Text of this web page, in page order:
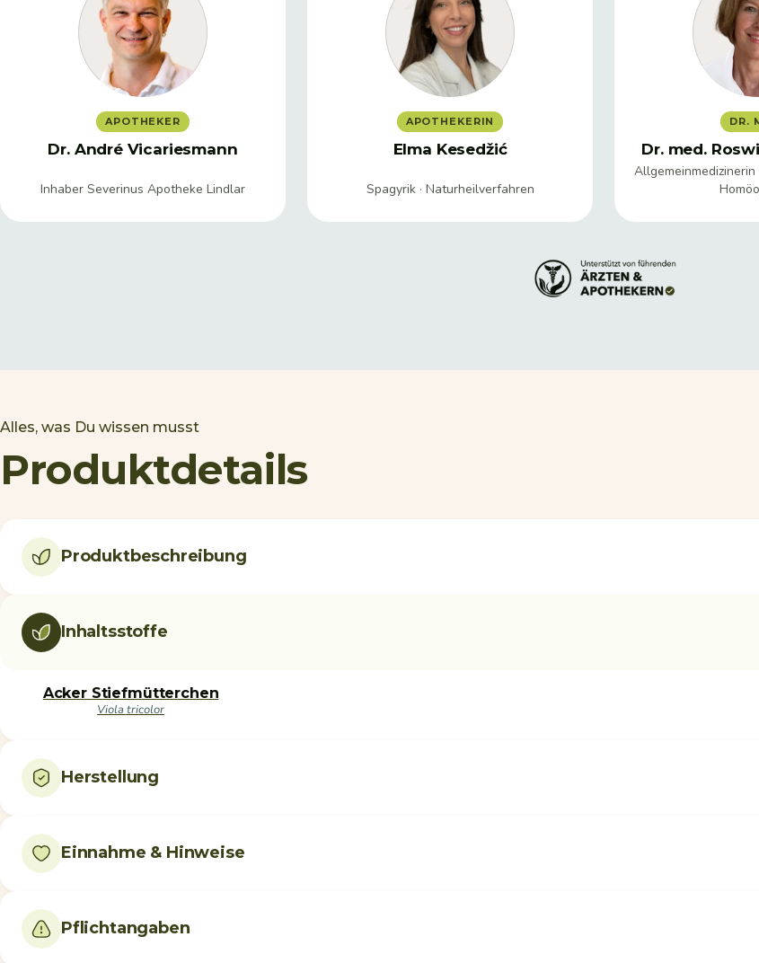
APOTHEKER
Dr. André Vicariesmann
Inhaber Severinus Apotheke Lindlar
APOTHEKERIN
Elma Kesedžić
Spagyrik · Naturheilverfahren
DR.
Dr. med.
Allgemeinmedizinerin
Alles, was Du wissen musst
Produktdetails
Produktbeschreibung
Inhaltsstoffe
Acker Stiefmütterchen
Viola tricolor
Herstellung
Einnahme & Hinweise
Pflichtangaben